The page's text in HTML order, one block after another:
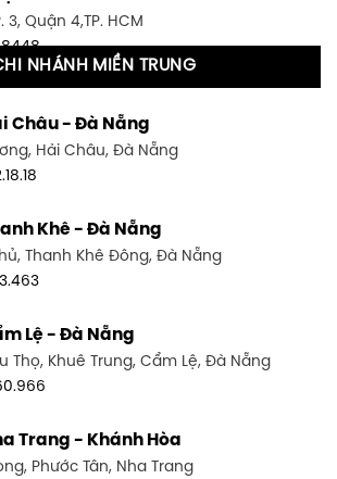
3, Quận 4,TP. HCM
16, Quận 11, TP. HCM
Phú Thuận, Quận 7, TP HCM
P. 14, Bình Thạnh, TP HCM
P. 4, Tân Bình, TP HCM
NHÁNH MIỀN TRUNG
Châu - Đà Nẵng
Hải Châu, Đà Nẵng
Khê - Đà Nẵng
Thanh Khê Đông, Đà Nẵng
Lệ - Đà Nẵng
Thọ, Khuê Trung, Cẩm Lệ, Đà Nẵng
Trang - Khánh Hòa
Phước Tân, Nha Trang